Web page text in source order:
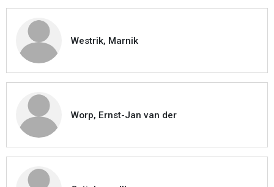
Westrik, Marnik
Worp, Ernst-Jan van der